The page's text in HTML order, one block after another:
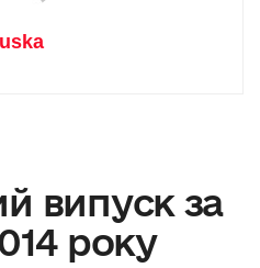
випуск за
року